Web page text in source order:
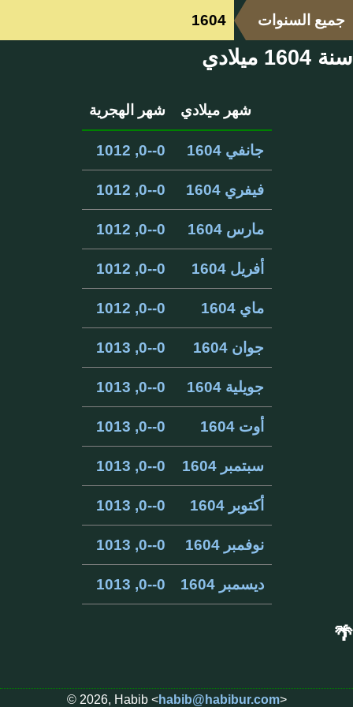
جميع السنوات 1604
سنة 1604 ميلادي
شهر ميلادي شهر الهجرية
جانفي 1604 0--0, 1012
فيفري 1604 0--0, 1012
مارس 1604 0--0, 1012
أفريل 1604 0--0, 1012
ماي 1604 0--0, 1012
جوان 1604 0--0, 1013
جويلية 1604 0--0, 1013
أوت 1604 0--0, 1013
سبتمبر 1604 0--0, 1013
أكتوبر 1604 0--0, 1013
نوفمبر 1604 0--0, 1013
ديسمبر 1604 0--0, 1013
🌴
© 2026, Habib <habib@habibur.com>